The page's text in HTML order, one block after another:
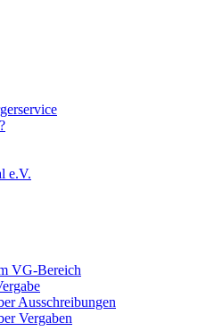
e.V.
VG-Bereich
Ausschreibungen
Vergaben